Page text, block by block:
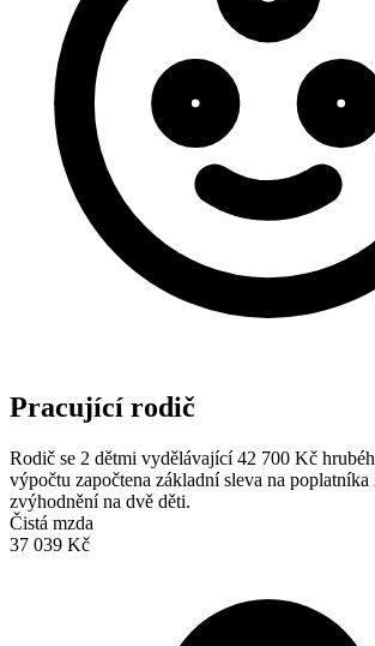
Pracující rodič
Rodič se 2 dětmi vydělávající 42 700 Kč
výpočtu započtena základní sleva na
zvýhodnění na dvě děti.
Čistá mzda
37 039 Kč